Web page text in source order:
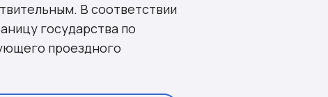
В соответствии
государства по
проездного